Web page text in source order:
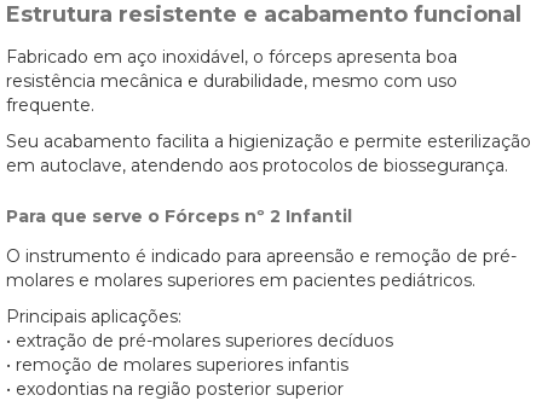
Estrutura resistente e acabamento funcional
Fabricado em aço inoxidável, o fórceps apresenta boa
resistência mecânica e durabilidade, mesmo com uso
frequente.
Seu acabamento facilita a higienização e permite esterilização
em autoclave, atendendo aos protocolos de biossegurança.
Para que serve o Fórceps nº 2 Infantil
O instrumento é indicado para apreensão e remoção de pré-
molares e molares superiores em pacientes pediátricos.
Principais aplicações:
• extração de pré-molares superiores decíduos
• remoção de molares superiores infantis
• exodontias na região posterior superior